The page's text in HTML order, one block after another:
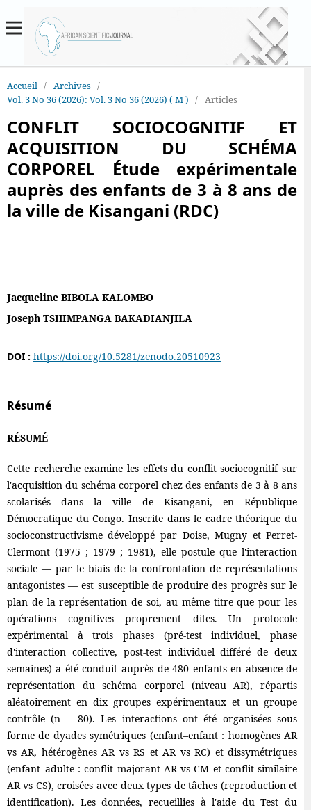
Accueil / Archives /
Vol. 3 No 36 (2026): Vol. 3 No 36 (2026) ( M ) / Articles
CONFLIT SOCIOCOGNITIF ET
ACQUISITION DU SCHÉMA
CORPOREL Étude expérimentale
auprès des enfants de 3 à 8 ans de
la ville de Kisangani (RDC)
Jacqueline BIBOLA KALOMBO
Joseph TSHIMPANGA BAKADIANJILA
DOI : https://doi.org/10.5281/zenodo.20510923
Résumé
RÉSUMÉ
Cette recherche examine les effets du conflit sociocognitif sur
l'acquisition du schéma corporel chez des enfants de 3 à 8 ans
scolarisés dans la ville de Kisangani, en République
Démocratique du Congo. Inscrite dans le cadre théorique du
socioconstructivisme développé par Doise, Mugny et Perret-
Clermont (1975 ; 1979 ; 1981), elle postule que l'interaction
sociale — par le biais de la confrontation de représentations
antagonistes — est susceptible de produire des progrès sur le
plan de la représentation de soi, au même titre que pour les
opérations cognitives proprement dites. Un protocole
expérimental à trois phases (pré-test individuel, phase
d'interaction collective, post-test individuel différé de deux
semaines) a été conduit auprès de 480 enfants en absence de
représentation du schéma corporel (niveau AR), répartis
aléatoirement en dix groupes expérimentaux et un groupe
contrôle (n = 80). Les interactions ont été organisées sous
forme de dyades symétriques (enfant–enfant : homogènes AR
vs AR, hétérogènes AR vs RS et AR vs RC) et dissymétriques
(enfant–adulte : conflit majorant AR vs CM et conflit similaire
AR vs CS), croisées avec deux types de tâches (reproduction et
identification). Les données, recueillies à l'aide du Test du